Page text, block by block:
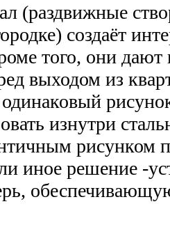
(раздвижные
создаёт
того, они
выходом из
изнутри
рисунком
иное решение -